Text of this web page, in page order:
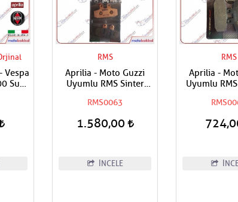
Vespa
Su
RMS
Aprilia - Moto Guzzi
Uyumlu RMS Sinter
Balatası
RMS0063
1.580,00
İNCELE
RMS
Aprilia -
Uyumlu